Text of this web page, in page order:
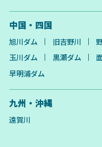
中国・四国
旭川ダム 旧吉野川
玉川ダム
黒瀬ダム
早明浦ダム
九州・沖縄
遠賀川